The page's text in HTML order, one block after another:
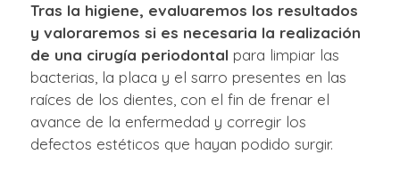
Tras la higiene, evaluaremos los resultados
y valoraremos si es necesaria la realización
de una cirugía periodontal para limpiar las
bacterias, la placa y el sarro presentes en las
raíces de los dientes, con el fin de frenar el
avance de la enfermedad y corregir los
defectos estéticos que hayan podido surgir.